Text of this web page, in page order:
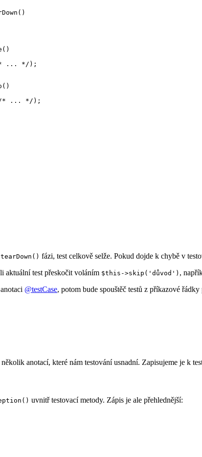
tearDown() fázi, test celkově selže. Pokud dojde k chybě v
aktuální test přeskočit voláním $this->skip('důvod') ,
@testCase, potom bude spouštěč testů z příkazové
anotací, které nám testování usnadní. Zapisujeme je k
uvnitř testovací metody. Zápis je ale přehlednější: